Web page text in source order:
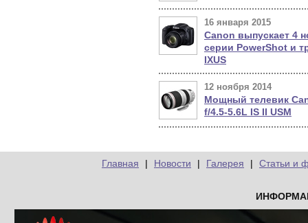
16 января 2015
Canon выпускает 4
серии PowerShot и
IXUS
12 ноября 2014
Мощный телевик
f/4.5-5.6L IS II USM
Главная | Новости | Галерея | Статьи и